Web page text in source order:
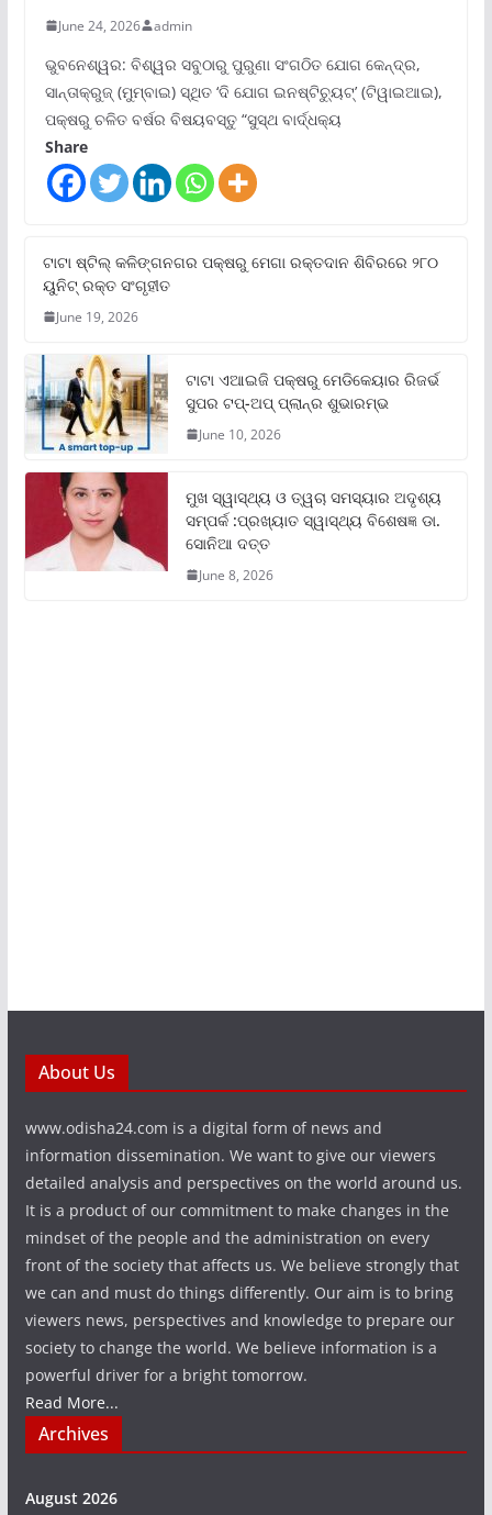
June 24, 2026 admin
ଭୁବନେଶ୍ୱର: ବିଶ୍ୱର ସବୁଠାରୁ ପୁରୁଣା ସଂଗଠିତ ଯୋଗ କେନ୍ଦ୍ର,
ସାନ୍ତାକ୍ରୁଜ୍ (ମୁମ୍ବାଇ) ସ୍ଥିତ ‘ଦି ଯୋଗ ଇନଷ୍ଟିଚ୍ୟୁଟ୍‌’ (ଟିୱାଇଆଇ),
ପକ୍ଷରୁ ଚଳିତ ବର୍ଷର ବିଷୟବସ୍ତୁ “ସୁସ୍ଥ ବାର୍ଦ୍ଧକ୍ୟ
Share
ଟାଟା ଷ୍ଟିଲ୍‌ କଳିଙ୍ଗନଗର ପକ୍ଷରୁ ମେଗା ରକ୍ତଦାନ ଶିବିରରେ ୨୮୦
ୟୁନିଟ୍‌ ରକ୍ତ ସଂଗୃହୀତ
June 19, 2026
ଟାଟା ଏଆଇଜି ପକ୍ଷରୁ ମେଡିକେୟାର ରିଜର୍ଭ
ସୁପର ଟପ୍‌-ଅପ୍ ପ୍ଲାନ୍‌ର ଶୁଭାରମ୍ଭ
June 10, 2026
ମୁଖ ସ୍ୱାସ୍ଥ୍ୟ ଓ ତ୍ୱଚା ସମସ୍ୟାର ଅଦୃଶ୍ୟ
ସମ୍ପର୍କ :ପ୍ରଖ୍ୟାତ ସ୍ୱାସ୍ଥ୍ୟ ବିଶେଷଜ୍ଞ ଡା.
ସୋନିଆ ଦତ୍ତ
June 8, 2026
About Us
www.odisha24.com is a digital form of news and
information dissemination. We want to give our viewers
detailed analysis and perspectives on the world around us.
It is a product of our commitment to make changes in the
mindset of the people and the administration on every
front of the society that affects us. We believe strongly that
we can and must do things differently. Our aim is to bring
viewers news, perspectives and knowledge to prepare our
society to change the world. We believe information is a
powerful driver for a bright tomorrow.
Read More...
Archives
August 2026